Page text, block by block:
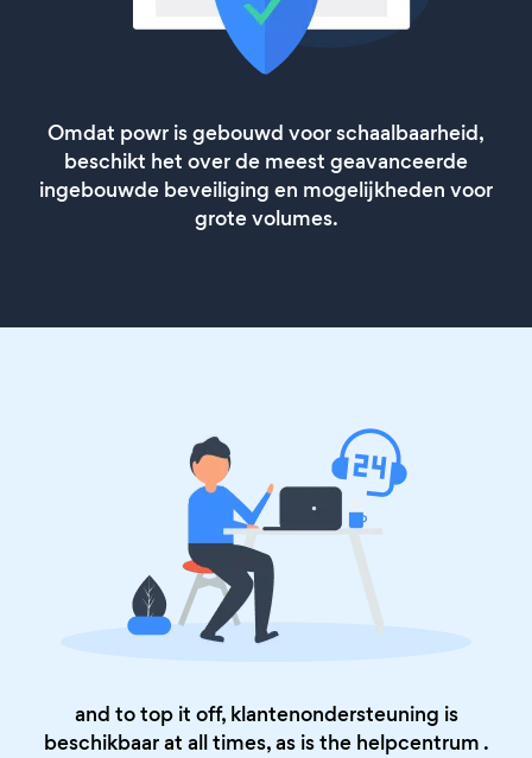
Omdat powr is gebouwd voor schaalbaarheid,
beschikt het over de meest geavanceerde
ingebouwde beveiliging en mogelijkheden voor
grote volumes.
and to top it off, klantenondersteuning is
beschikbaar at all times, as is the helpcentrum .